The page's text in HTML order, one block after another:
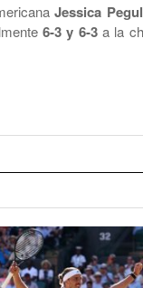
Jessica
6-3 y 6-3a la